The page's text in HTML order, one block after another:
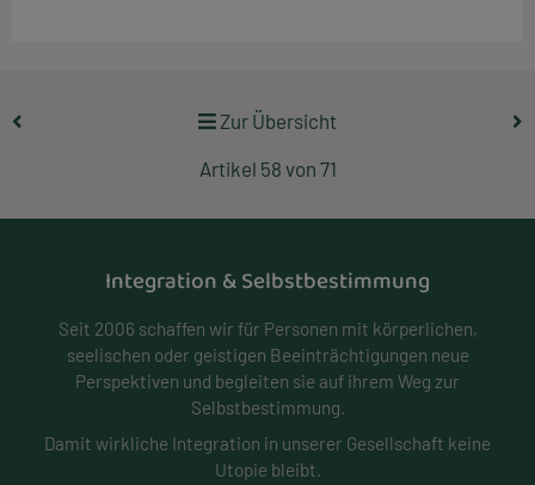
Zur Übersicht
Artikel 58 von 71
Integration & Selbstbestimmung
Seit 2006 schaffen wir für Personen mit körperlichen,
seelischen oder geistigen Beeinträchtigungen neue
Perspektiven und begleiten sie auf ihrem Weg zur
Selbstbestimmung.
Damit wirkliche Integration in unserer Gesellschaft keine
Utopie bleibt.